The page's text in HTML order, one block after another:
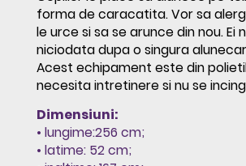
forma de caracatita. Vor sa
le urce si sa se arunce din nou. Ei
niciodata dupa o singura
Acest echipament este din
necesita intretinere si nu se
Dimensiuni:
• lungime:256 cm;
• latime: 52 cm;